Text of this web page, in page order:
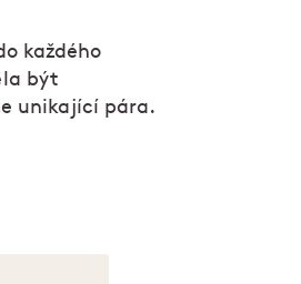
každého
být
unikající pára.